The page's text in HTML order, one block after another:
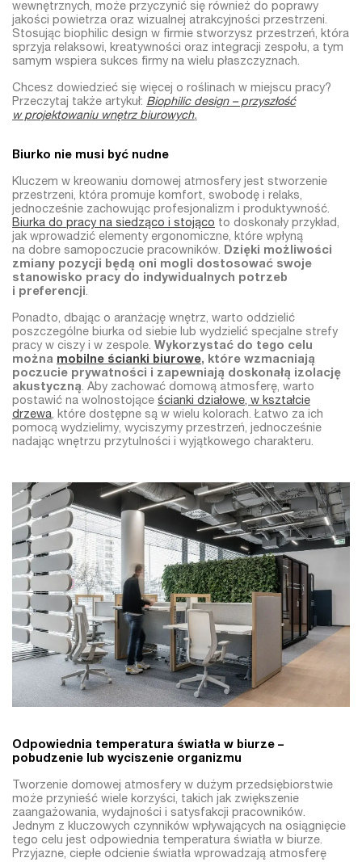
wewnętrznych, może przyczynić się również do poprawy
jakości powietrza oraz wizualnej atrakcyjności przestrzeni.
Stosując biophilic design w firmie stworzysz przestrzeń, która
sprzyja relaksowi, kreatywności oraz integracji zespołu, a tym
samym wspiera sukces firmy na wielu płaszczyznach.
Chcesz dowiedzieć się więcej o roślinach w miejscu pracy?
Przeczytaj także artykuł: Biophilic design – przyszłość
w projektowaniu wnętrz biurowych.
Biurko nie musi być nudne
Kluczem w kreowaniu domowej atmosfery jest stworzenie
przestrzeni, która promuje komfort, swobodę i relaks,
jednocześnie zachowując profesjonalizm i produktywność.
Biurka do pracy na siedząco i stojąco to doskonały przykład,
jak wprowadzić elementy ergonomiczne, które wpłyną
na dobre samopoczucie pracowników. Dzięki możliwości
zmiany pozycji będą oni mogli dostosować swoje
stanowisko pracy do indywidualnych potrzeb
i preferencji.
Ponadto, dbając o aranżację wnętrz, warto oddzielić
poszczególne biurka od siebie lub wydzielić specjalne strefy
pracy w ciszy i w zespole. Wykorzystać do tego celu
można mobilne ścianki biurowe, które wzmacniają
poczucie prywatności i zapewniają doskonałą izolację
akustyczną. Aby zachować domową atmosferę, warto
postawić na wolnostojące ścianki działowe, w kształcie
drzewa, które dostępne są w wielu kolorach. Łatwo za ich
pomocą wydzielimy, wyciszymy przestrzeń, jednocześnie
nadając wnętrzu przytulności i wyjątkowego charakteru.
Odpowiednia temperatura światła w biurze –
pobudzenie lub wyciszenie organizmu
Tworzenie domowej atmosfery w dużym przedsiębiorstwie
może przynieść wiele korzyści, takich jak zwiększenie
zaangażowania, wydajności i satysfakcji pracowników.
Jednym z kluczowych czynników wpływających na osiągnięcie
tego celu jest odpowiednia temperatura światła w biurze.
Przyjazne, ciepłe odcienie światła wprowadzają atmosferę